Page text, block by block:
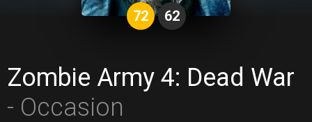
72 62
Zombie Army 4: Dead War
- Occasion